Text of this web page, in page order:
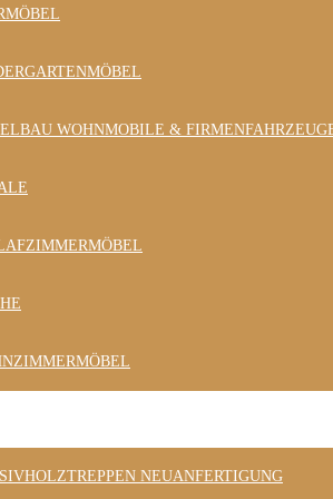
WOHNMOBILE &
NEUANFERTIGUNG